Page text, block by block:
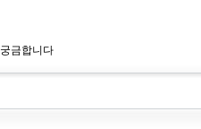
궁금합니다